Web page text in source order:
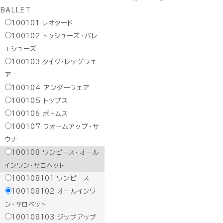
BALLET
100101
レオタード
100102
トゥシューズ・バレ
エシューズ
100103 タイツ・レッグウェ
ア
100104 アンダーウェア
100105
トップス
100106
ボトムス
100107
ウォームアップ・サ
ウナ
100108
ワンピース・オール
インワン・サロペット
100108101
ワンピース
100108102
オールインワ
ン・サロペット
100108103 ジップアップ